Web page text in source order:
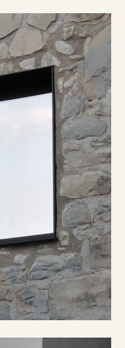
del interior y el exterior.
lleno de aire, de luz,
lugar da paso a una
y atemporal casa que
su entorno.
tranquilo y atemporal.
la desconeión parecen